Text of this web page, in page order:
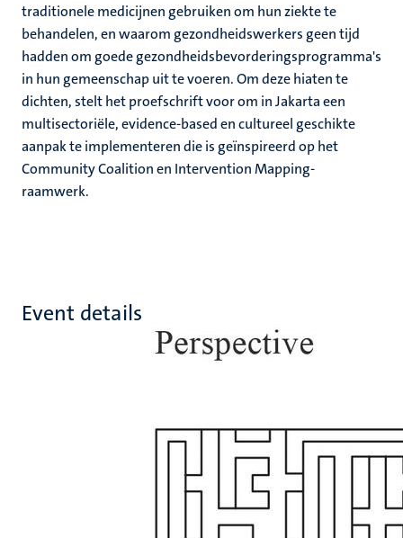
traditionele medicijnen gebruiken om hun ziekte te
behandelen, en waarom gezondheidswerkers geen tijd
hadden om goede gezondheidsbevorderingsprogramma's
in hun gemeenschap uit te voeren. Om deze hiaten te
dichten, stelt het proefschrift voor om in Jakarta een
multisectoriële, evidence-based en cultureel geschikte
aanpak te implementeren die is geïnspireerd op het
Community Coalition en Intervention Mapping-
raamwerk.
Event details